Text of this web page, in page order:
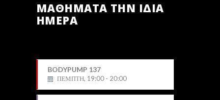
ΜΑΘΗΜΑΤΑ ΤΗΝ ΙΔΙΑ
ΗΜΕΡΑ
BODYPUMP 137
ΠΕΜΠΤΗ, 19:00 - 20:00